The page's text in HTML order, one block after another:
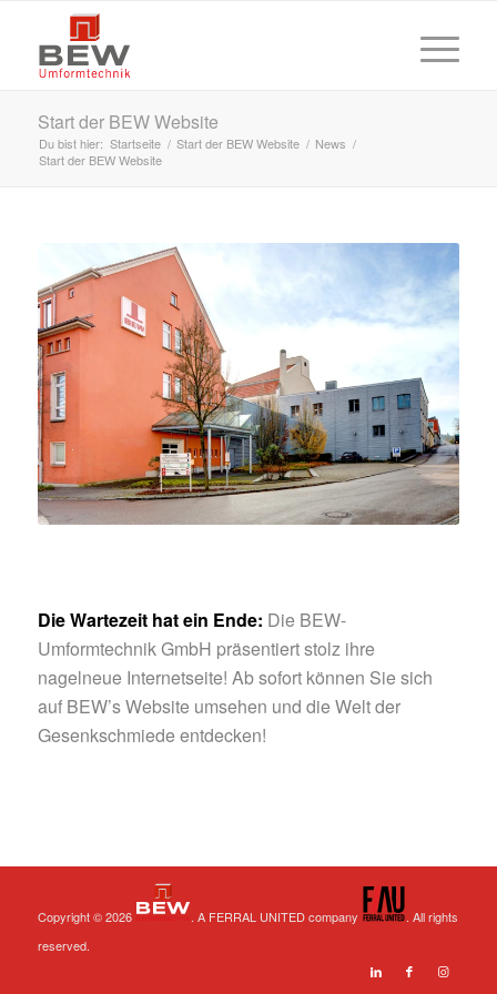
Start der BEW Website
Du bist hier: Startseite / Start der BEW Website / News /
Start der BEW Website
Die Wartezeit hat ein Ende: Die BEW-
Umformtechnik GmbH präsentiert stolz ihre
nagelneue Internetseite! Ab sofort können Sie sich
auf BEW’s Website umsehen und die Welt der
Gesenkschmiede entdecken!
Copyright © 2026 . A FERRAL UNITED company
. All rights
reserved.